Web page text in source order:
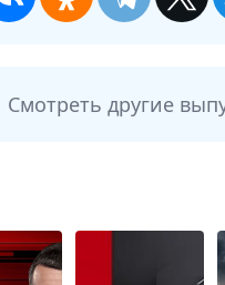
Смотреть другие